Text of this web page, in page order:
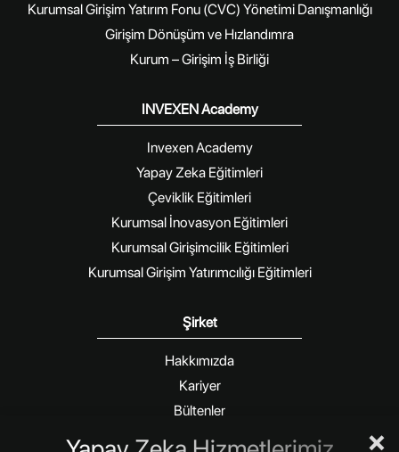
Kurumsal Girişim Yatırım Fonu (CVC) Yönetimi Danışmanlığı
Girişim Dönüşüm ve Hızlandımra
Kurum – Girişim İş Birliği
INVEXEN Academy
Invexen Academy
Yapay Zeka Eğitimleri
Çeviklik Eğitimleri
Kurumsal İnovasyon Eğitimleri
Kurumsal Girişimcilik Eğitimleri
Kurumsal Girişim Yatırımcılığı Eğitimleri
Şirket
Hakkımızda
Kariyer
Bültenler
Blog
×